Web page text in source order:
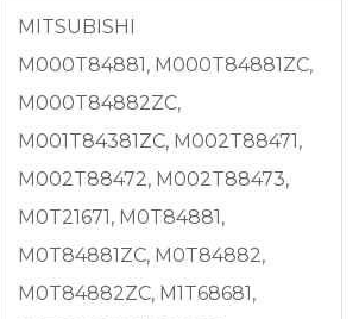
MITSUBISHI
M000T84881, M000T84881ZC,
M000T84882ZC,
M001T84381ZC, M002T88471,
M002T88472, M002T88473,
M0T21671, M0T84881,
M0T84881ZC, M0T84882,
M0T84882ZC, M1T68681,